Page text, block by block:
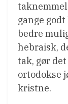
gange
bedre
hebraisk,
tak, gør
ortodokse
kristne.